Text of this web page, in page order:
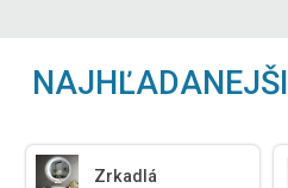
Zrkadlá